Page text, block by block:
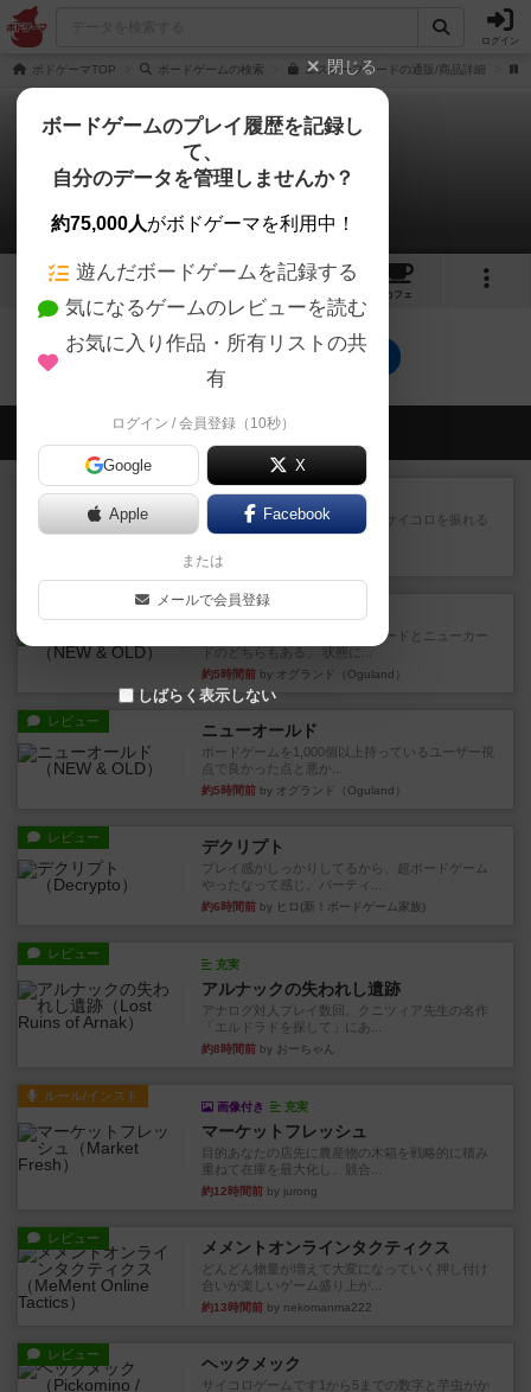
ログイン
ボドゲーマTOP ボードゲームの検索 エスケープコードの通販/商品詳細
エスケープコード
0件の戦略やコツ
2
カフェ
エスケープコードのトップに戻る
会員の新しい投稿
レビュー 街コロ通
街コロとの違いは初めから二つサイコロを振れる
など、少しの違いはあるけれ...
約4時間前
ゲーム終了時に、「オールドカードとニューカー
ドのどちらもある」 状態に...
約5時間前 by オグランド（Oguland）
レビュー ニューオールド
ボードゲームを1,000個以上持っているユーザー視
点で良かった点と悪か...
約5時間前 by オグランド（Oguland）
レビュー デクリプト
プレイ感がしっかりしてるから、超ボードゲーム
やったなって感じ。パーティ...
約6時間前 by ヒロ(新！ボードゲーム家族)
レビュー
充実
アルナックの失われし遺跡
アナログ対人プレイ数回。クニツィア先生の名作
「エルドラドを探して」にあ...
約8時間前 by おーちゃん
ルール/インスト
画像付き 充実
マーケットフレッシュ
目的あなたの店先に農産物の木箱を戦略的に積み
重ねて在庫を最大化し、競合...
約12時間前 by jurong
レビュー メメントオンラインタクティクス
どんどん物量が増えて大変になっていく押し付け
合いが楽しいゲーム盛り上が...
約13時間前 by nekomanma222
レビュー ヘックメック
サイコロゲームです1から5までの数字と芋虫がか
閉じる
ボードゲームのプレイ履歴を記録し
て、
自分のデータを管理しませんか？
約75,000人がボドゲーマを利用中！
遊んだボードゲームを記録する
気になるゲームのレビューを読む
お気に入り作品・所有リストの共
有
ログイン / 会員登録（10秒）
Google X
Apple Facebook
または
メールで会員登録
しばらく表示しない